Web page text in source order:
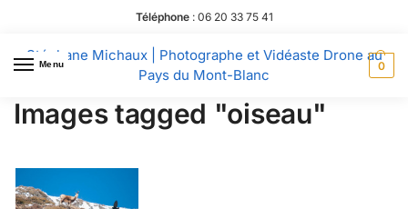
Téléphone: 06 20 33 75 41
Menu
Stéphane Michaux | Photographe et Vidéaste Drone au
Pays du Mont-Blanc
0
Images tagged "oiseau"